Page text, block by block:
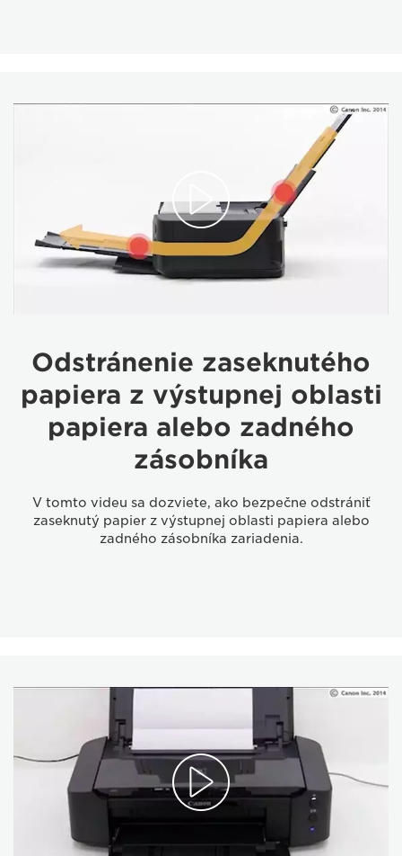
Odstránenie zaseknutého
papiera z výstupnej oblasti
papiera alebo zadného
zásobníka
V tomto videu sa dozviete, ako bezpečne odstrániť
zaseknutý papier z výstupnej oblasti papiera alebo
zadného zásobníka zariadenia.